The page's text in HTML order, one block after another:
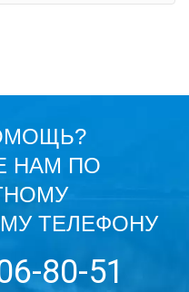
НАМ ПО
ТЕЛЕФОНУ
80-51